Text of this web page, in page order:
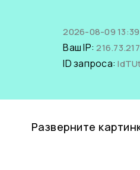
2026-08-09
Ваш IP:
ID запроса:
Разверните